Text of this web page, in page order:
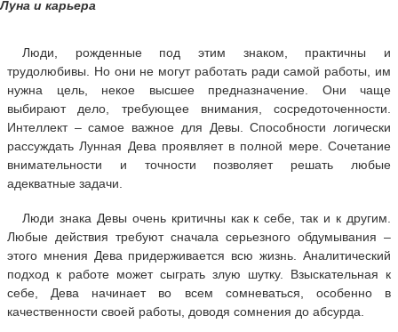
Луна и карьера
Люди, рожденные под этим знаком, практичны и
трудолюбивы. Но они не могут работать ради самой работы, им
нужна цель, некое высшее предназначение. Они чаще
выбирают дело, требующее внимания, сосредоточенности.
Интеллект – самое важное для Девы. Способности логически
рассуждать Лунная Дева проявляет в полной мере. Сочетание
внимательности и точности позволяет решать любые
адекватные задачи.
Люди знака Девы очень критичны как к себе, так и к другим.
Любые действия требуют сначала серьезного обдумывания –
этого мнения Дева придерживается всю жизнь. Аналитический
подход к работе может сыграть злую шутку. Взыскательная к
себе, Дева начинает во всем сомневаться, особенно в
качественности своей работы, доводя сомнения до абсурда.